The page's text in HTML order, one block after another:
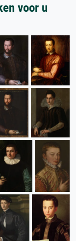
voor u